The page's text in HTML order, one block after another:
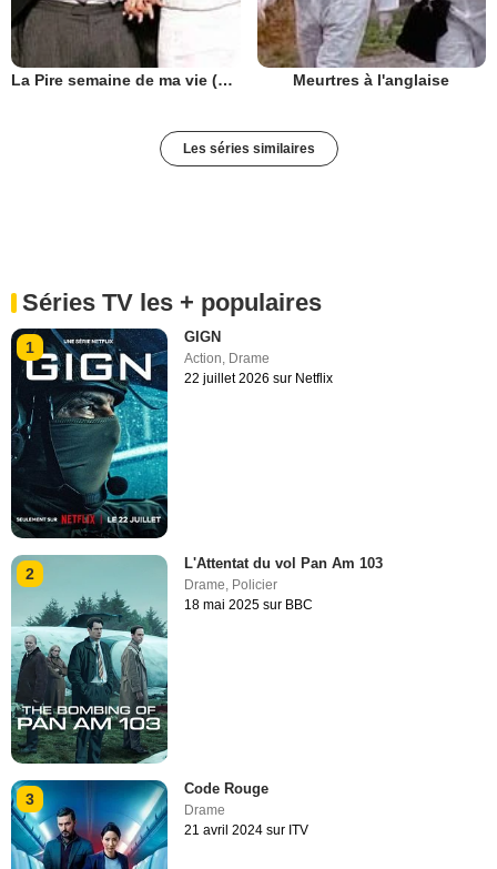
La Pire semaine de ma vie (UK) Meurtres à l'anglaise
Les séries similaires
Séries TV les + populaires
1
GIGN
Action, Drame
22 juillet 2026 sur Netflix
2
L'Attentat du vol Pan Am 103
Drame Policier
18 mai 2025 sur BBC
3
Code Rouge
Drame
21 avril 2024 sur ITV